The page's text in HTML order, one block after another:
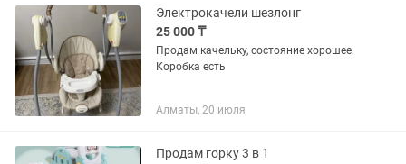
Электрокачели шезлонг
25 000 ₸
Продам качельку, состояние хорошее.
Коробка есть
Алматы, 20 июля
Продам горку 3 в 1